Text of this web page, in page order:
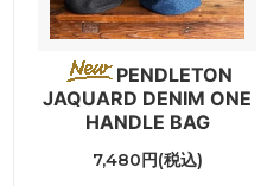
PENDLETON
JAQUARD DENIM ONE
HANDLE BAG
7,480円(税込)